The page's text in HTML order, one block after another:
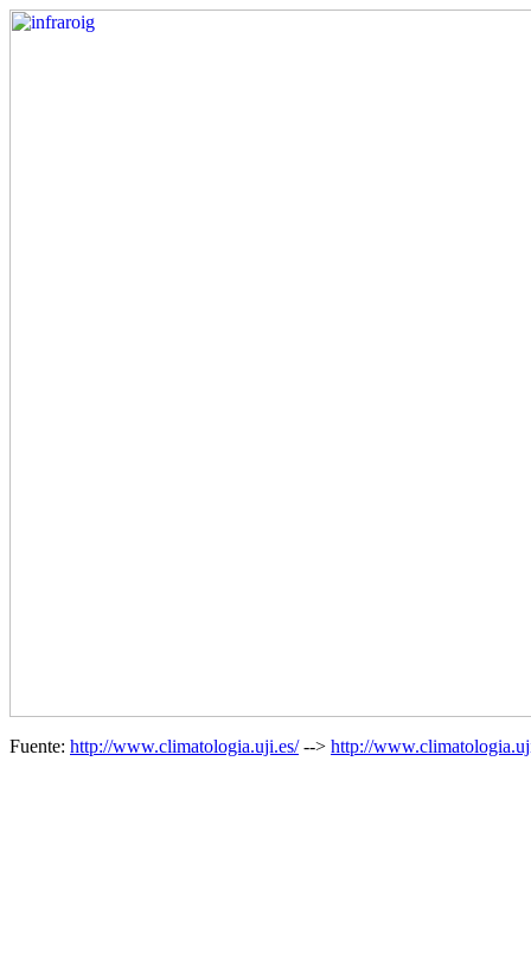
Fuente: http://www.climatologia.uji.es/--> http://